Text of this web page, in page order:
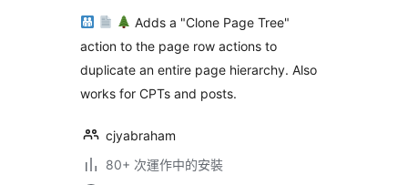
Adds a "Clone Page Tree"
action to the page row actions to
duplicate an entire page hierarchy. Also
works for CPTs and posts.
cjyabraham
80+ 次運作中的安裝